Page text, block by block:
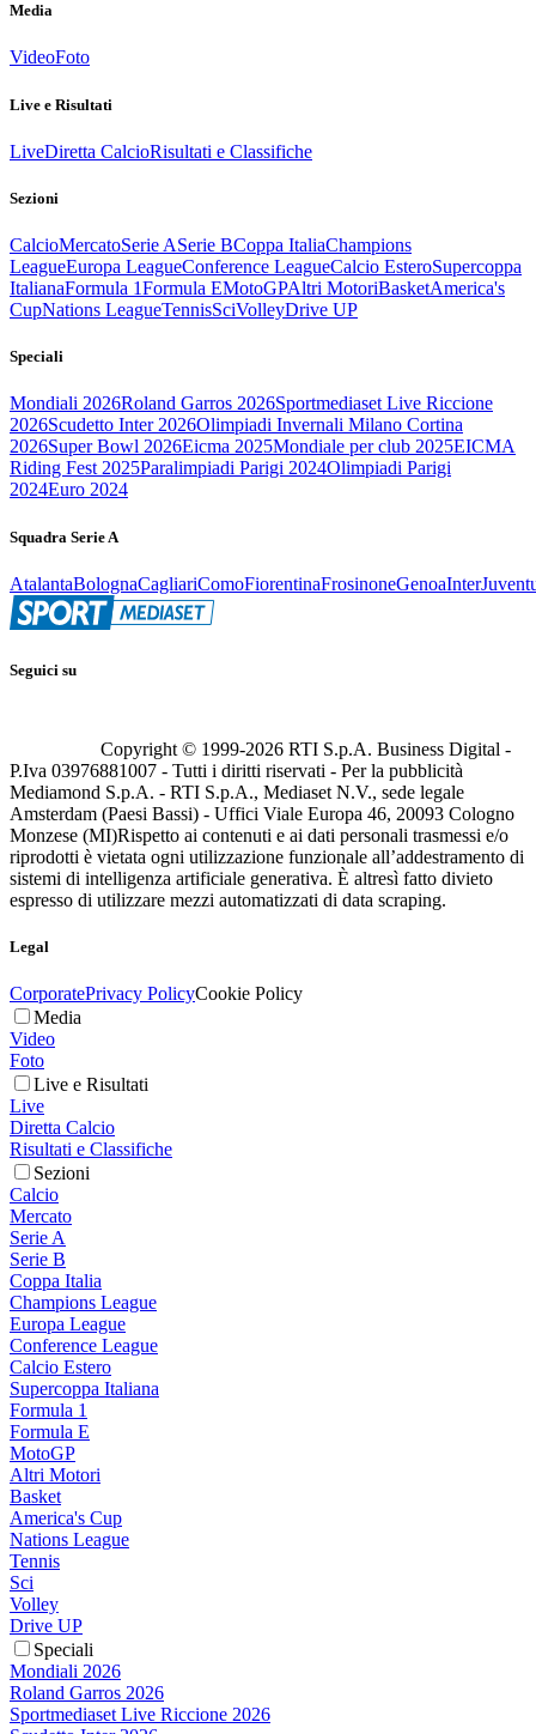
Media
VideoFoto
Live e Risultati
LiveDiretta CalcioRisultati e Classifiche
Sezioni
CalcioMercatoSerie ASerie BCoppa ItaliaChampions
LeagueEuropa LeagueConference LeagueCalcio EsteroSupercoppa
ItalianaFormula 1Formula EMotoGPAltri MotoriBasketAmerica's
CupNations LeagueTennisSciVolleyDrive UP
Speciali
Mondiali 2026Roland Garros 2026Sportmediaset Live Riccione
2026Scudetto Inter 2026Olimpiadi Invernali Milano Cortina
2026Super Bowl 2026Eicma 2025Mondiale per club 2025EICMA
Riding Fest 2025Paralimpiadi Parigi 2024Olimpiadi Parigi
2024Euro 2024
Squadra Serie A
AtalantaBolognaCagliariComoFiorentinaFrosinoneGenoaInter
Seguici su
Copyright © 1999-2026 RTI S.p.A. Business Digital -
P.Iva 03976881007 - Tutti i diritti riservati - Per la pubblicità
Mediamond S.p.A. - RTI S.p.A., Mediaset N.V., sede legale
Amsterdam (Paesi Bassi) - Uffici Viale Europa 46, 20093 Cologno
Monzese (MI)Rispetto ai contenuti e ai dati personali trasmessi e/o
riprodotti è vietata ogni utilizzazione funzionale all’addestramento di
sistemi di intelligenza artificiale generativa. È altresì fatto divieto
espresso di utilizzare mezzi automatizzati di data scraping.
Legal
CorporatePrivacy PolicyCookie Policy
Media
Video
Foto
Live e Risultati
Live
Diretta Calcio
Risultati e Classifiche
Sezioni
Calcio
Mercato
Serie A
Serie B
Coppa Italia
Champions League
Europa League
Conference League
Calcio Estero
Supercoppa Italiana
Formula 1
Formula E
MotoGP
Altri Motori
Basket
America's Cup
Nations League
Tennis
Sci
Volley
Drive UP
Speciali
Mondiali 2026
Roland Garros 2026
Sportmediaset Live Riccione 2026